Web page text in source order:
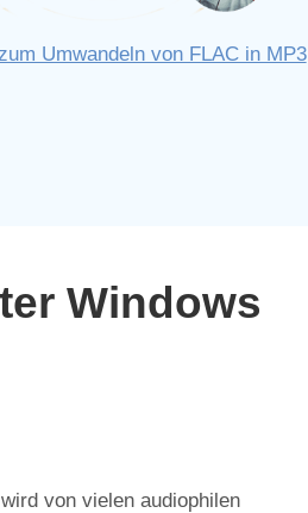
Umwandeln von FLAC in MP3
Windows
von vielen audiophilen